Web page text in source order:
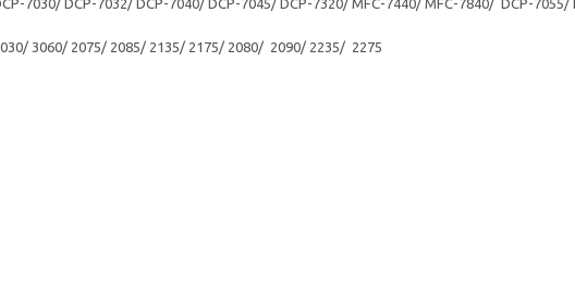
7030/ DCP-7032/ DCP-7040/ DCP-7045/ DCP-7320/ MFC-7440/ MFC-7840/ DCP-
3060/ 2075/ 2085/ 2135/ 2175/ 2080/ 2090/ 2235/ 2275